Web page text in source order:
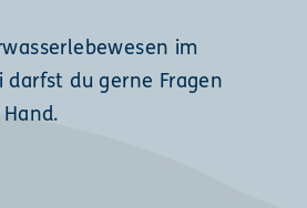
im
du gerne Fragen